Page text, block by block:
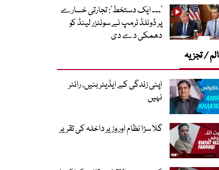
’۔۔۔ ایک دستخط‘: تجارتی خسارے
پر ڈونلڈ ٹرمپ نے سوئٹزر لینڈ کو
دھمکی دے دی
/ تجزیہ
اپنی زندگی کے ایڈیٹر بنیں، رائٹر
نہیں
گلا سڑا نظام اور وزیر داخلہ کی تقریر